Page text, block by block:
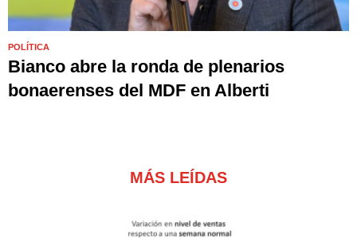
POLÍTICA
Bianco abre la ronda de plenarios
bonaerenses del MDF en Alberti
MÁS LEÍDAS